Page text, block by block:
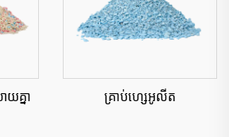
គ្នា
គ្រាប់ហ្សេអូលីត